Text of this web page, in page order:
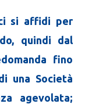
si affidi per
quindi dal
fino
una Società
agevolata;